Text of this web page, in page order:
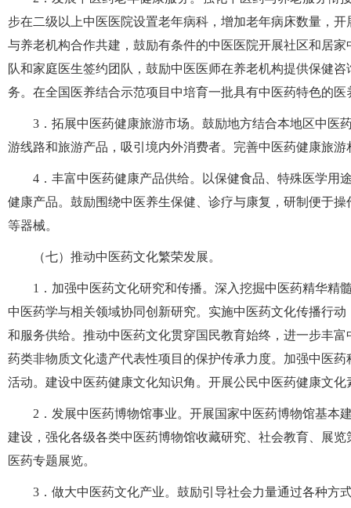
步在二级以上中医医院设置老年病科，增加老年病床数量，
与养老机构合作共建，鼓励有条件的中医医院开展社区和居
队和家庭医生签约团队，鼓励中医医师在养老机构提供保健
务。在全国医养结合示范项目中培育一批具有中医药特色的
3．拓展中医药健康旅游市场。鼓励地方结合本地区中医
游线路和旅游产品，吸引境内外消费者。完善中医药健康旅
4．丰富中医药健康产品供给。以保健食品、特殊医学用
健康产品。鼓励围绕中医养生保健、诊疗与康复，研制便于
等器械。
（七）推动中医药文化繁荣发展。
1．加强中医药文化研究和传播。深入挖掘中医药精华精
中医药学与相关领域协同创新研究。实施中医药文化传播行
和服务供给。推动中医药文化贯穿国民教育始终，进一步丰
药类非物质文化遗产代表性项目的保护传承力度。加强中医
活动。建设中医药健康文化知识角。开展公民中医药健康文化
2．发展中医药博物馆事业。开展国家中医药博物馆基本
建设，强化各级各类中医药博物馆收藏研究、社会教育、展
医药专题展览。
3．做大中医药文化产业。鼓励引导社会力量通过各种方